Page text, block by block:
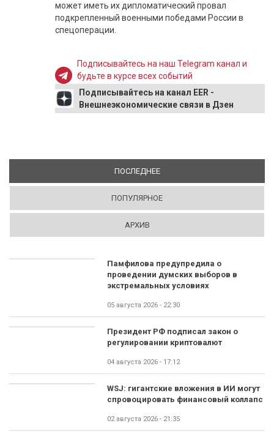
может иметь их дипломатический провал
подкрепленный военными победами России в
спецоперации.
Подписывайтесь на наш Telegram канал и
будьте в курсе всех событий
Подписывайтесь на канал EER -
Внешнеэкономические связи в Дзен
ПОСЛЕДНЕЕ(АКТИВНАЯ ВКЛАДКА)
ПОПУЛЯРНОЕ
АРХИВ
Памфилова предупредила о
проведении думских выборов в
экстремальных условиях
05 августа 2026 - 22:30
Президент РФ подписал закон о
регулировании криптовалют
04 августа 2026 - 17:12
WSJ: гигантские вложения в ИИ могут
спровоцировать финансовый коллапс
02 августа 2026 - 21:35